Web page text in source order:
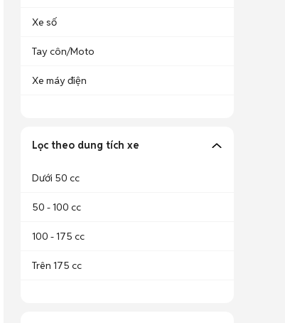
Xe số
Tay côn/Moto
Xe máy điện
Lọc theo dung tích xe
Dưới 50 cc
50 - 100 cc
100 - 175 cc
Trên 175 cc